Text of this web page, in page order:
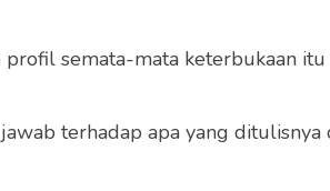
semata-mata keterbukaan
terhadap apa yang ditulisnya